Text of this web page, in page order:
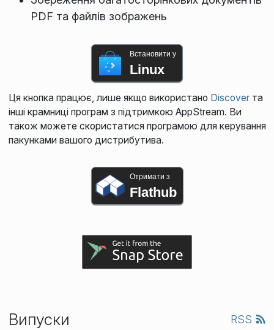
PDF та файлів зображень
Встановити у
Linux
Ця кнопка працює, лише якщо використано Discoverта
інші крамниці програм з підтримкою AppStream. Ви
також можете скористатися програмою для керування
пакунками вашого дистрибутива.
Отримати з
Flathub
Випуски RSS